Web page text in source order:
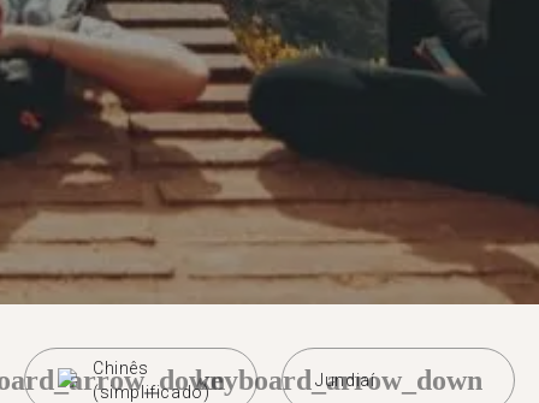
Chinês
(simplificado)
Jundiaí
keyboard_arrow_down